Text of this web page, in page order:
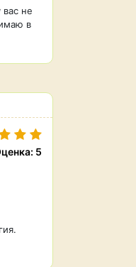
не
в
5